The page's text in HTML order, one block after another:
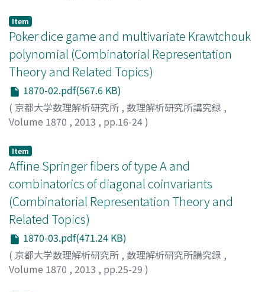
Item
Poker dice game and multivariate Krawtchouk
polynomial (Combinatorial Representation
Theory and Related Topics)
1870-02.pdf(567.6 KB)
( 京都大学数理解析研究所 , 数理解析研究所講究録 ,
Volume 1870 , 2013 , pp.16-24)
Item
Affine Springer fibers of type A and
combinatorics of diagonal coinvariants
(Combinatorial Representation Theory and
Related Topics)
1870-03.pdf(471.24 KB)
( 京都大学数理解析研究所 , 数理解析研究所講究録 ,
Volume 1870 , 2013 , pp.25-29 )